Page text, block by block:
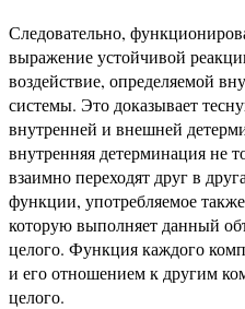
Следовательно,
выражение устойчивой
воздействие, определяемой
системы. Это доказывает
внутренней и внешней
внутренняя детерминация не
взаимно переходят друг в
функции, употребляемое
которую выполняет данный
целого. Функция каждого
и его отношением к другим
целого.